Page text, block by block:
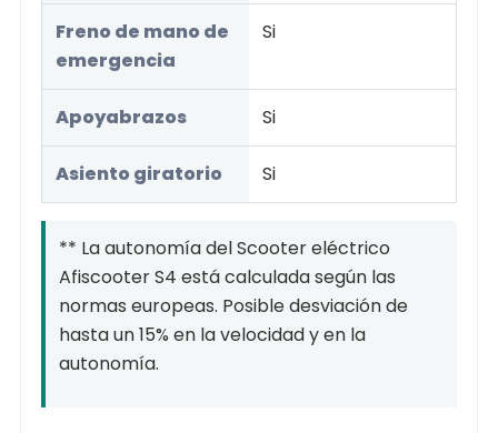
Freno de mano de
emergencia
Si
Apoyabrazos Si
Asiento giratorio Si
** La autonomía del Scooter eléctrico
Afiscooter S4 está calculada según las
normas europeas. Posible desviación de
hasta un 15% en la velocidad y en la
autonomía.